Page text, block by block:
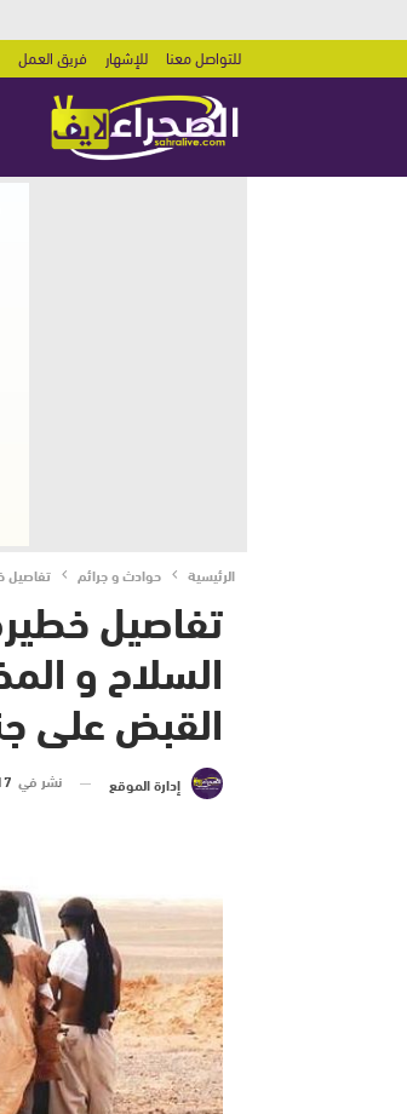
للتواصل معنا للإشهار فريق العمل
الرئيسية حوادث و جرائم تفاصيل
تفاصيل
السلاح و
القبض على
إدارة الموقع نشر في 17 أغسطس 2018